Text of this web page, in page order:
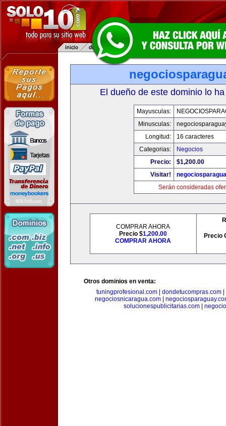
El dueño de este dominio lo
Mayusculas:
Minusculas:
Longitud:
16 caracteres
Categorias:
Negocios
Precio:
$1,200.00
Visitar!
Serán consideradas
COMPRAR AHORA
Precio $1,200.00
COMPRAR AHORA
Precio
Otros dominios en venta:
tuningprofesional.com| dondetucompras.com|
negociosnicaragua.com
solucionespublicitarias.com|